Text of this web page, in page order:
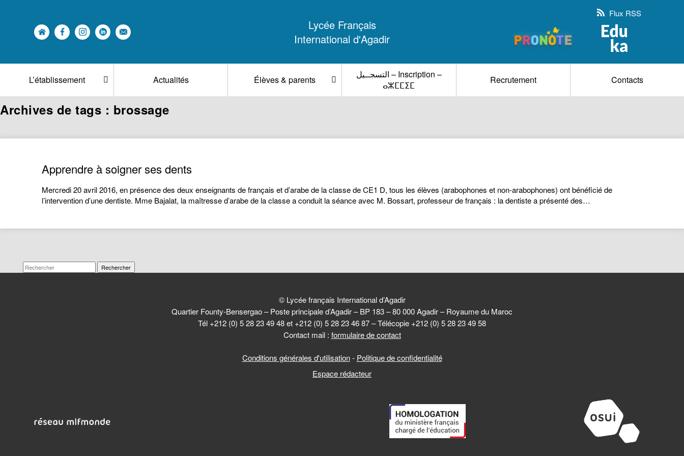
Lycée Français
International d'Agadir
Flux RSS
L’établissement Actualités Élèves & parents
التسجــيل – Inscription –
ⴰⵣⵎⵎⵉⵎ
Recrutement Contacts
Archives de tags : brossage
Apprendre à soigner ses dents
Mercredi 20 avril 2016, en présence des deux enseignants de français et d’arabe de la classe de CE1 D, tous les élèves (arabophones et non-arabophones) ont bénéficié de
l’intervention d’une dentiste. Mme Bajalat, la maîtresse d’arabe de la classe a conduit la séance avec M. Bossart, professeur de français : la dentiste a présenté des…
Rechercher
© Lycée français International d’Agadir
Quartier Founty-Bensergao – Poste principale d’Agadir – BP 183 – 80 000 Agadir – Royaume du Maroc
Tél +212 (0) 5 28 23 49 48 et +212 (0) 5 28 23 46 87 – Télécopie +212 (0) 5 28 23 49 58
Contact mail : formulaire de contact
Conditions générales d'utilisation- Politique de confidentialité
Espace rédacteur